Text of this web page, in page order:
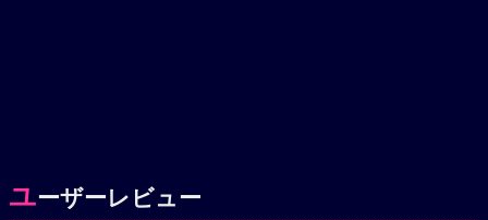
ユーザーレビュー